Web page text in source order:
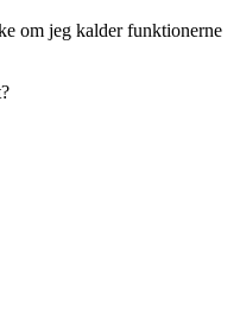
om jeg kalder funktionerne